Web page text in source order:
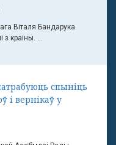
Віталя Бандарука
з краіны. ...
спыніць
і вернікаў у